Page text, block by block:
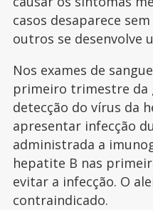
casos desaparece
outros se desenvolve
Nos exames de
primeiro trimestre da
detecção do vírus da
apresentar infecção
administrada a
hepatite B nas
evitar a infecção. O
contraindicado.